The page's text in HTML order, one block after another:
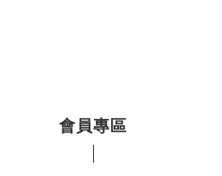
會員專區